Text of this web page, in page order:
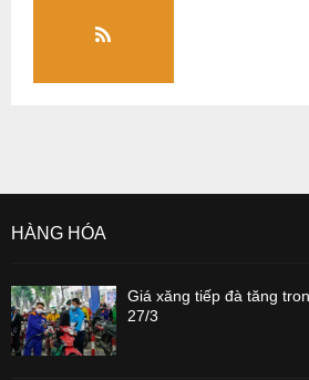
HÀNG HÓA
Giá xăng tiếp đà tăng
27/3